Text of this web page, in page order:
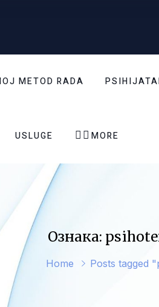
METOD RADA
USLUGE   MORE
Ознака:
Home Posts tagged